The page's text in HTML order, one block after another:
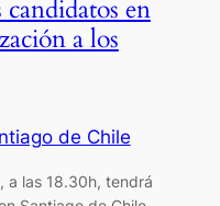
en
a los
de Chile
a las 18.30h, tendrá